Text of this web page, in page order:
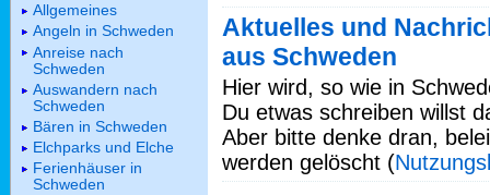
Aktuelles und
aus Schweden
Hier wird, so wie in
Du etwas schreiben willst
Aber bitte denke dran,
werden gelöscht (
Allgemeines
Angeln in Schweden
Anreise nach
Schweden
Auswandern nach
Schweden
Bären in Schweden
Elchparks und Elche
Ferienhäuser in
Schweden